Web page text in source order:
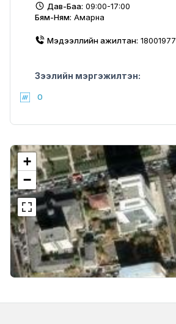
Дав-Баа: 09:00-17:00
Бям-Ням: Амарна
Мэдээллийн ажилтан: 18001977
Зээлийн мэргэжилтэн:
0
+
−